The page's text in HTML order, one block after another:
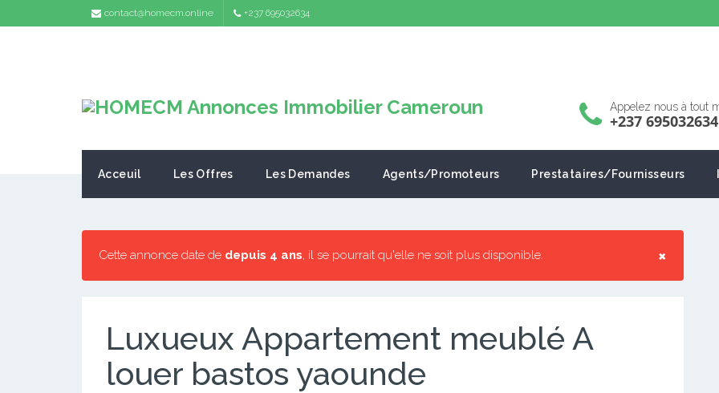
contact@homecm.online +237 695032634
Appelez nous à tout
+237 695032634
Acceuil Les Offres Les Demandes Agents/Promoteurs Prestataires/Fournisseurs
×
Cette annonce date de depuis 4 ans, il se pourrait qu'elle ne soit plus disponible.
Luxueux Appartement meublé A
louer bastos yaounde